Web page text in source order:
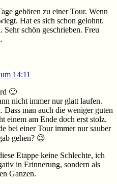
gehören zu einer Tour. Wenn
Hat es sich schon gelohnt.
Sehr schön geschrieben. Freu
14:11
🙂
nicht immer nur glatt laufen.
Dass man auch die weniger guten
einem am Ende doch erst stolz.
bei einer Tour immer nur sauber
gehen? 😉
Etappe keine Schlechte, ich
in Erinnerung, sondern als
Ganzen.